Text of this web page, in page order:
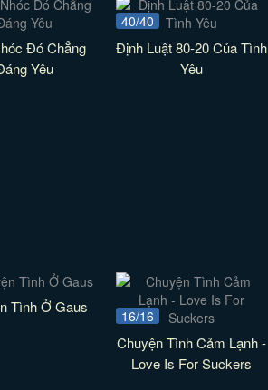
Đó Chẳng
Yêu
40/40
Định Luật 80-20 Của Tình
Yêu
Tình Ở Gaus 16/16
Chuyện Tình Cảm Lạnh -
Love Is For Suckers